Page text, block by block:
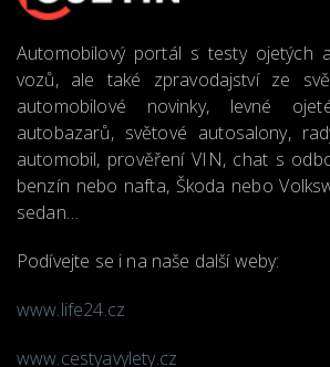
Automobilový portál s testy ojetých
vozů, ale také zpravodajství ze
automobilové novinky, levné
autobazarů, světové autosalony,
automobil, prověření VIN, chat s
benzín nebo nafta, Škoda nebo
sedan…
Podívejte se i na naše další weby:
www.life24.cz
www.cestyavylety.cz